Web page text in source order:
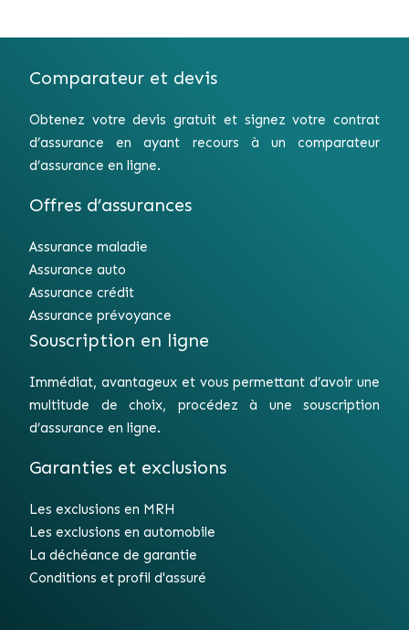
Comparateur et devis
Obtenez votre devis gratuit et signez votre contrat
d’assurance en ayant recours à un comparateur
d’assurance en ligne.
Offres d’assurances
Assurance maladie
Assurance auto
Assurance crédit
Assurance prévoyance
Souscription en ligne
Immédiat, avantageux et vous permettant d’avoir une
multitude de choix, procédez à une souscription
d’assurance en ligne.
Garanties et exclusions
Les exclusions en MRH
Les exclusions en automobile
La déchéance de garantie
Conditions et profil d'assuré